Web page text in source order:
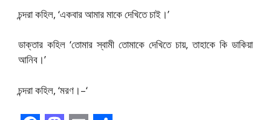
চন্দরা কহিল, ‘একবার আমার মাকে দেখিতে চাই।’
ডাক্তার কহিল ‘তোমার স্বামী তোমাকে দেখিতে চায়, তাহাকে কি ডাকিয়া
আনিব।’
চন্দরা কহিল, ‘মরণ।–‘